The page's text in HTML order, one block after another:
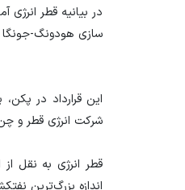
سازی هودونگ-
این قرارداد در
شرکت انرژی قطر و
قطر انرژی به نقل
اندازه بزرگ‌ترین